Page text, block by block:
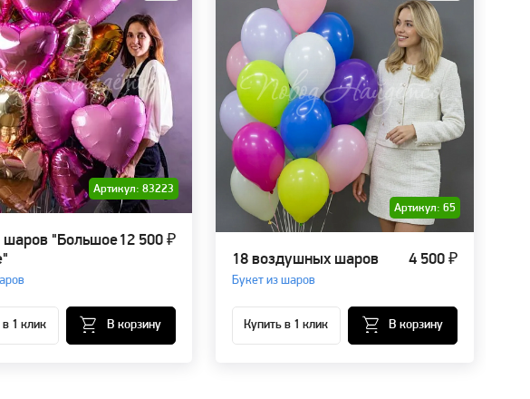
Артикул: 83223
шаров "Большое12 500 ₽
в 1 клик В корзину
Артикул: 65
18 воздушных шаров
Букет из шаров
4 500 ₽
Купить в 1 клик В корзину